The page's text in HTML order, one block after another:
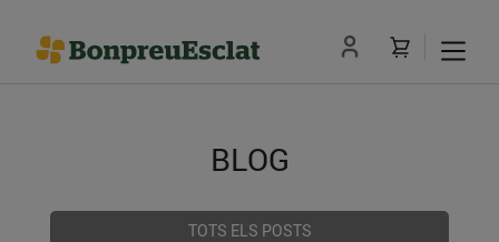
BLOG
TOTS ELS POSTS